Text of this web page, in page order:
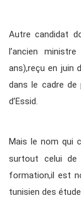
Autre candidat
l’ancien
ans),reçu en juin
dans le cadre de
d’Essid.
Mais le nom qui
surtout celui de
formation,il est
tunisien des